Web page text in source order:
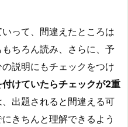
いって、間違えたところは
ちろん読み、さらに、予
説明にもチェックをつけ
けていたらチェックが2重
出題されると間違える可
きちんと理解できるよう